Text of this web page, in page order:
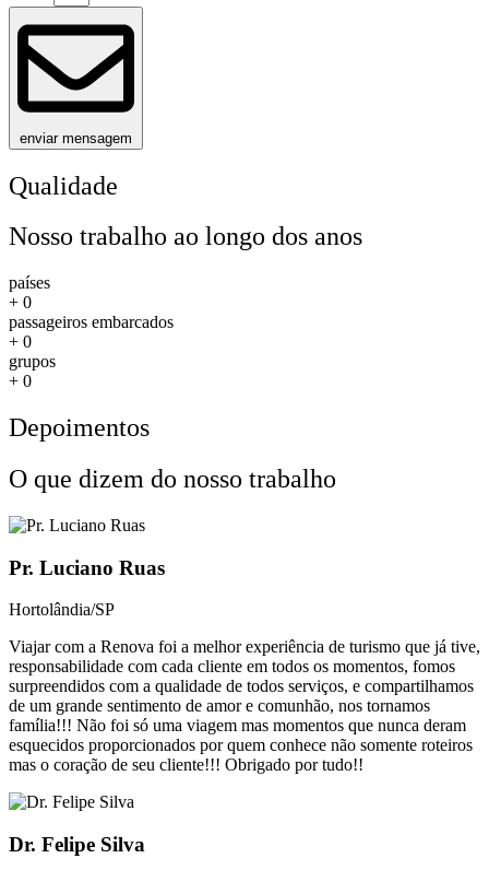
enviar mensagem
Qualidade
Nosso trabalho ao longo dos anos
países
+ 0
passageiros embarcados
+ 0
grupos
+ 0
Depoimentos
O que dizem do nosso trabalho
Pr. Luciano Ruas
Hortolândia/SP
Viajar com a Renova foi a melhor experiência de turismo que já tive,
responsabilidade com cada cliente em todos os momentos, fomos
surpreendidos com a qualidade de todos serviços, e compartilhamos
de um grande sentimento de amor e comunhão, nos tornamos
família!!! Não foi só uma viagem mas momentos que nunca deram
esquecidos proporcionados por quem conhece não somente roteiros
mas o coração de seu cliente!!! Obrigado por tudo!!
Dr. Felipe Silva